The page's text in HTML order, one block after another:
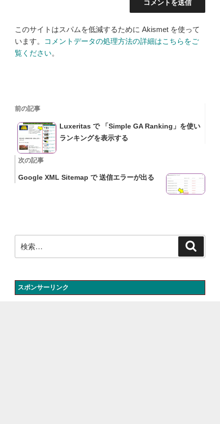
このサイトはスパムを低減するために Akismet を使って
います。
コメントデータの処理方法の詳細はこちらをご
覧ください。
投
稿
ナ
ビ
ゲ
ン
過
去
の
投
稿
前の記事
Luxeritas で 「Simple GA Ranking」を使い
ランキングを表示する
次
次の記事
Google XML Sitemap で 送信エラーが出る
索:
スポンサーリンク